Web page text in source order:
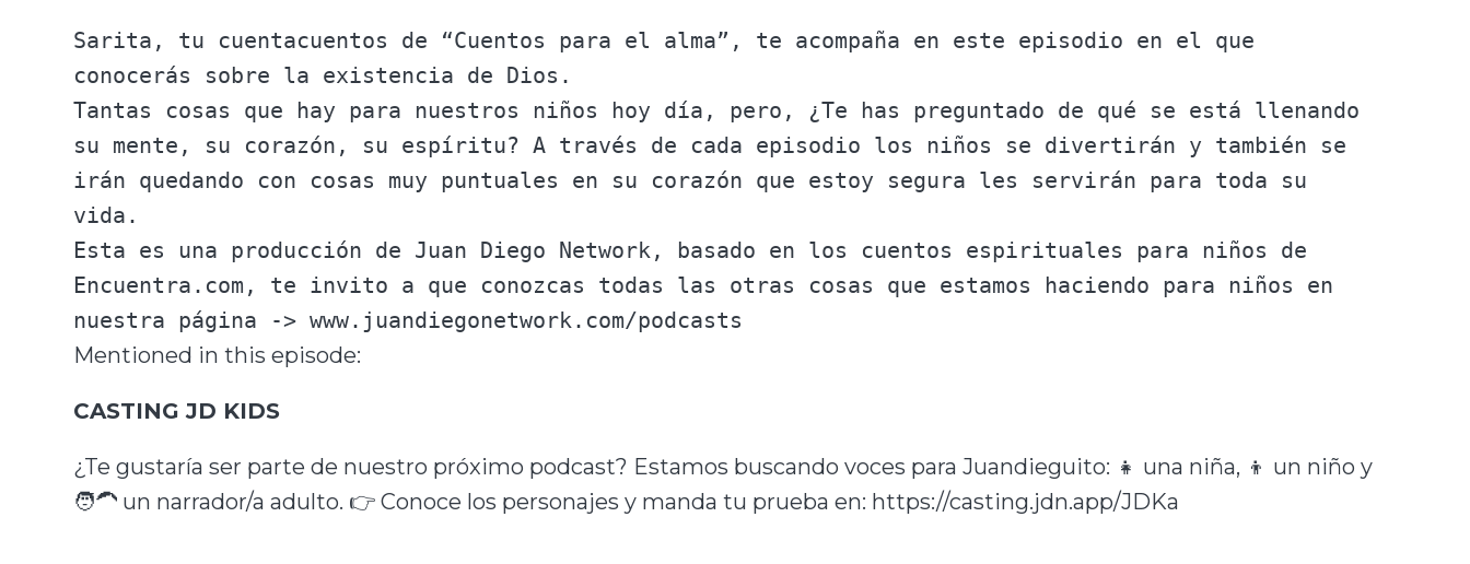
Sarita, tu cuentacuentos de “Cuentos para el alma”, te acompaña en este episodio en el que
conocerás sobre la existencia de Dios.
Tantas cosas que hay para nuestros niños hoy día, pero, ¿Te has preguntado de qué se está llenando
su mente, su corazón, su espíritu? A través de cada episodio los niños se divertirán y también se
irán quedando con cosas muy puntuales en su corazón que estoy segura les servirán para toda su
vida.
Esta es una producción de Juan Diego Network, basado en los cuentos espirituales para niños de
Encuentra.com, te invito a que conozcas todas las otras cosas que estamos haciendo para niños en
Mentioned in this episode:
CASTING JD KIDS
¿Te gustaría ser parte de nuestro próximo podcast? Estamos buscando voces para Juandieguito: 👧 una niña, 👦 un niño y
🧑‍🦱 un narrador/a adulto. 👉 Conoce los personajes y manda tu prueba en: https://casting.jdn.app/JDKa